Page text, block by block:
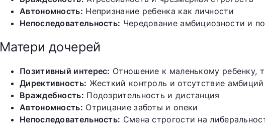
Автономность: Непризнание ребенка как личности
Непоследовательность: Чередование амбициозности и
Матери дочерей
Позитивный интерес: Отношение к маленькому ребенку,
Директивность: Жесткий контроль и отсутствие амбиций
Враждебность: Подозрительность и дистанция
Автономность: Отрицание заботы и опеки
Непоследовательность: Смена строгости на